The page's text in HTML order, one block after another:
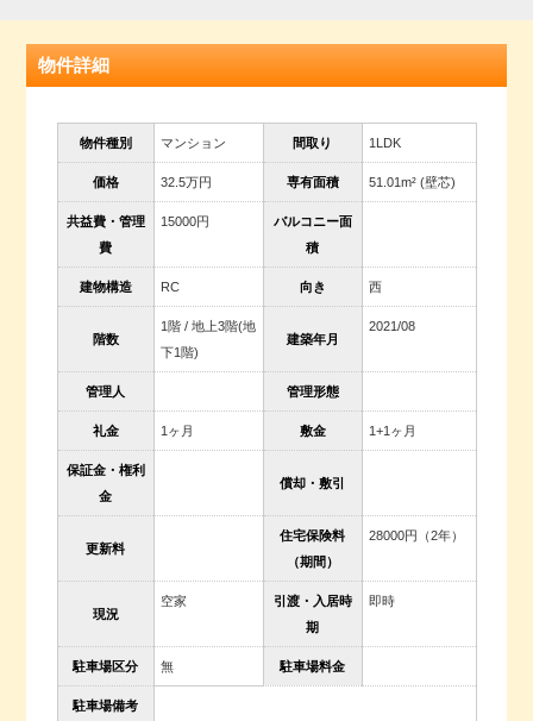
物件詳細
物件種別 マンション 間取り 1LDK
価格 32.5万円 専有面積 51.01m² (壁芯)
共益費・管理
費
15000円
バルコニー面
積
建物構造 RC 向き 西
階数
1階 / 地上3階(地
下1階)
建築年月
2021/08
管理人 管理形態
礼金 1ヶ月 敷金 1+1ヶ月
保証金・権利
金
償却・敷引
更新料
住宅保険料
（期間）
28000円（2年）
現況
空家
引渡・入居時
期
即時
駐車場区分 無 駐車場料金
駐車場備考